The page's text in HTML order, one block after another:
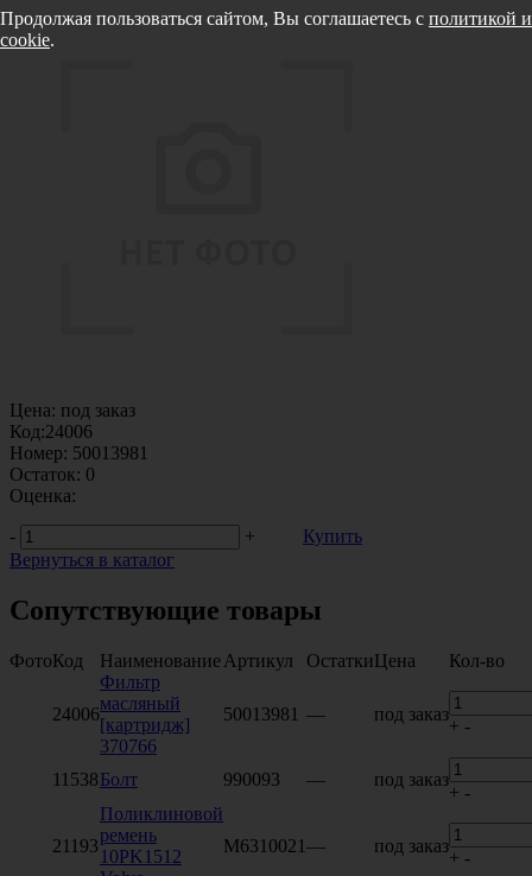
Цена: под заказ
Код:24006
Номер: 50013981
Остаток: 0
Оценка:
-
+
Купить
Вернуться в каталог
Сопутствующие товары
ФотоКод Наименование Артикул ОстаткиЦена Кол-во
24006
Фильтр
масляный
[картридж]
370766
50013981 — под заказ
+ -
11538Болт 990093 — под заказ
+ -
21193
Поликлиновой
ремень
10PK1512
M6310021— под заказ
+ -
Продолжая пользоваться сайтом, Вы соглашаетесь с политикой
cookie.